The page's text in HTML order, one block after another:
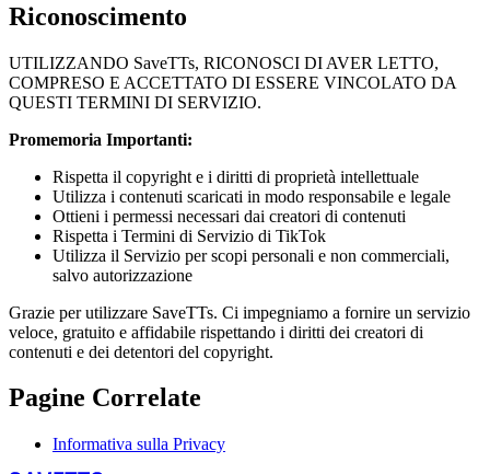
Riconoscimento
UTILIZZANDO SaveTTs, RICONOSCI DI AVER LETTO,
COMPRESO E ACCETTATO DI ESSERE VINCOLATO DA
QUESTI TERMINI DI SERVIZIO.
Promemoria Importanti:
Rispetta il copyright e i diritti di proprietà intellettuale
Utilizza i contenuti scaricati in modo responsabile e legale
Ottieni i permessi necessari dai creatori di contenuti
Rispetta i Termini di Servizio di TikTok
Utilizza il Servizio per scopi personali e non commerciali,
salvo autorizzazione
Grazie per utilizzare SaveTTs. Ci impegniamo a fornire un servizio
veloce, gratuito e affidabile rispettando i diritti dei creatori di
contenuti e dei detentori del copyright.
Pagine Correlate
Informativa sulla Privacy